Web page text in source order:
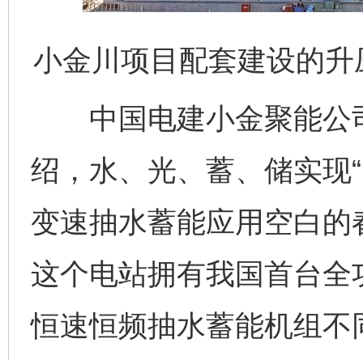
小金川项目配套建设的
中国电建小金聚能公
绍，水、光、蓄、储实现
变速抽水蓄能应用空白
这个电站拥有我国首台
恒速恒频抽水蓄能机组